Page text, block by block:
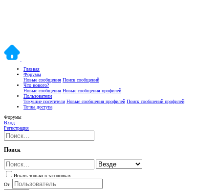
Главная
Форумы
Новые сообщения Поиск сообщений
Что нового?
Новые сообщения Новые сообщения профилей
Пользователи
Текущие посетители Новые сообщения профилей Поиск сообщений профилей
Точка доступа
Форумы
Вход
Регистрация
Поиск
Искать только в заголовках
От: